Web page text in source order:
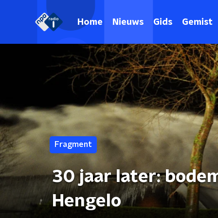
Home Nieuws Gids Gemist
Fragment
30 jaar later:
Hengelo